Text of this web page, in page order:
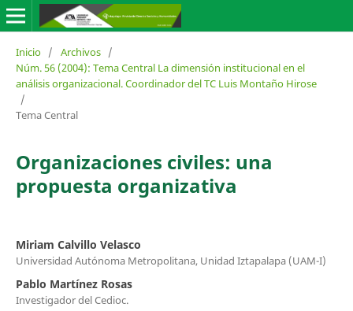
Inicio / Archivos /
Núm. 56 (2004): Tema Central La dimensión institucional en el
análisis organizacional. Coordinador del TC Luis Montaño Hirose
/
Tema Central
Organizaciones civiles: una
propuesta organizativa
Miriam Calvillo Velasco
Universidad Autónoma Metropolitana, Unidad Iztapalapa (UAM-I)
Pablo Martínez Rosas
Investigador del Cedioc.